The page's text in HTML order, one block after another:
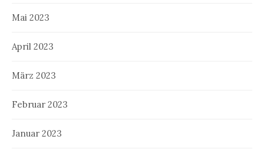
Mai 2023
April 2023
März 2023
Februar 2023
Januar 2023